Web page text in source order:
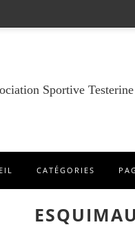
Sportive
CATÉGORIES